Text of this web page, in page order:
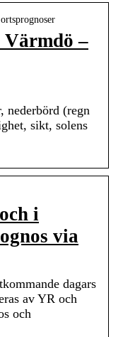
Värmdö –
nederbörd (regn
sikt, solens
i
via
dagars
av YR och
och